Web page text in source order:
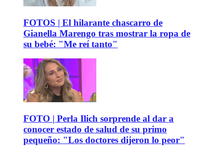
FOTOS | El hilarante chascarro de
Gianella Marengo tras mostrar la ropa de
su bebé: "Me reí tanto"
FOTO | Perla Ilich sorprende al dar a
conocer estado de salud de su primo
pequeño: "Los doctores dijeron lo peor"